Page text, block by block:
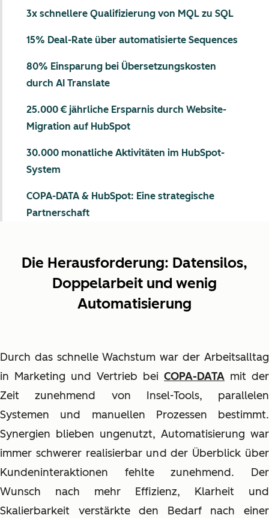
Die Herausforderung: Datensilos,
Doppelarbeit und wenig
Automatisierung
Durch das schnelle Wachstum war der Arbeitsalltag
in Marketing und Vertrieb bei COPA-DATA mit der
Zeit zunehmend von Insel-Tools, parallelen
Systemen und manuellen Prozessen bestimmt.
Synergien blieben ungenutzt, Automatisierung war
immer schwerer realisierbar und der Überblick über
Kundeninteraktionen fehlte zunehmend. Der
Wunsch nach mehr Effizienz, Klarheit und
Skalierbarkeit verstärkte den Bedarf nach einer
3x schnellere Qualifizierung von MQL zu SQL
15% Deal-Rate über automatisierte Sequences
80% Einsparung bei Übersetzungskosten
durch AI Translate
25.000 € jährliche Ersparnis durch Website-
Migration auf HubSpot
30.000 monatliche Aktivitäten im HubSpot-
System
COPA-DATA & HubSpot: Eine strategische
Partnerschaft